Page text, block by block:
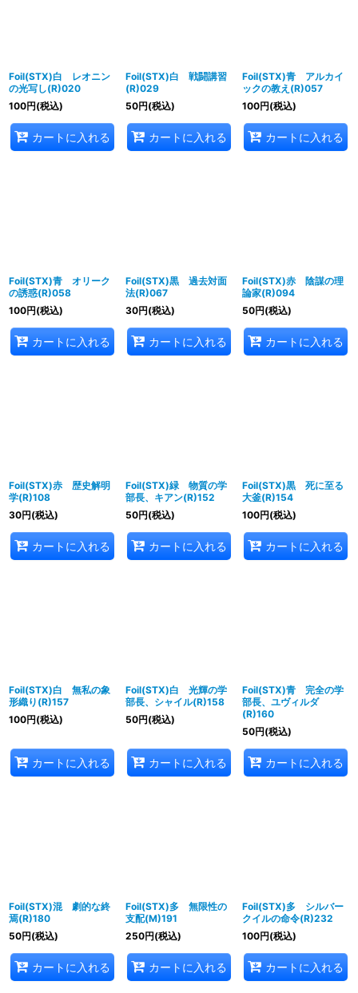
Foil(STX)白 レオニン
の光写し(R)020
100円(税込)
カートに入れる
Foil(STX)白 戦闘講習
(R)029
50円(税込)
カートに入れる
Foil(STX)青 アルカイ
ックの教え(R)057
100円(税込)
カートに入れる
Foil(STX)青 オリーク
の誘惑(R)058
100円(税込)
カートに入れる
Foil(STX)黒 過去対面
法(R)067
30円(税込)
カートに入れる
Foil(STX)赤 陰謀の理
論家(R)094
50円(税込)
カートに入れる
Foil(STX)赤 歴史解明
学(R)108
30円(税込)
カートに入れる
Foil(STX)緑 物質の学
部長、キアン(R)152
50円(税込)
カートに入れる
Foil(STX)黒 死に至る
大釜(R)154
100円(税込)
カートに入れる
Foil(STX)白 無私の象
形織り(R)157
100円(税込)
カートに入れる
Foil(STX)白 光輝の学
部長、シャイル(R)158
50円(税込)
カートに入れる
Foil(STX)青 完全の学
部長、ユヴィルダ
(R)160
50円(税込)
カートに入れる
Foil(STX)混 劇的な終
焉(R)180
50円(税込)
カートに入れる
Foil(STX)多 無限性の
支配(M)191
250円(税込)
カートに入れる
Foil(STX)多 シルバー
クイルの命令(R)232
100円(税込)
カートに入れる